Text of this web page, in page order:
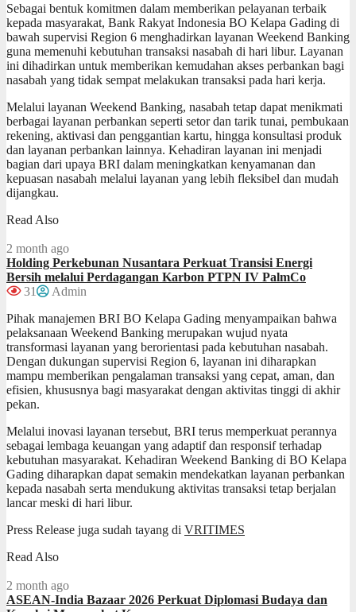
Sebagai bentuk komitmen dalam memberikan pelayanan terbaik
kepada masyarakat, Bank Rakyat Indonesia BO Kelapa Gading di
bawah supervisi Region 6 menghadirkan layanan Weekend Banking
guna memenuhi kebutuhan transaksi nasabah di hari libur. Layanan
ini dihadirkan untuk memberikan kemudahan akses perbankan bagi
nasabah yang tidak sempat melakukan transaksi pada hari kerja.
Melalui layanan Weekend Banking, nasabah tetap dapat menikmati
berbagai layanan perbankan seperti setor dan tarik tunai, pembukaan
rekening, aktivasi dan penggantian kartu, hingga konsultasi produk
dan layanan perbankan lainnya. Kehadiran layanan ini menjadi
bagian dari upaya BRI dalam meningkatkan kenyamanan dan
kepuasan nasabah melalui layanan yang lebih fleksibel dan mudah
dijangkau.
Read Also
2 month ago
Holding Perkebunan Nusantara Perkuat Transisi Energi
Bersih melalui Perdagangan Karbon PTPN IV PalmCo
31
Admin
Pihak manajemen BRI BO Kelapa Gading menyampaikan bahwa
pelaksanaan Weekend Banking merupakan wujud nyata
transformasi layanan yang berorientasi pada kebutuhan nasabah.
Dengan dukungan supervisi Region 6, layanan ini diharapkan
mampu memberikan pengalaman transaksi yang cepat, aman, dan
efisien, khususnya bagi masyarakat dengan aktivitas tinggi di akhir
pekan.
Melalui inovasi layanan tersebut, BRI terus memperkuat perannya
sebagai lembaga keuangan yang adaptif dan responsif terhadap
kebutuhan masyarakat. Kehadiran Weekend Banking di BO Kelapa
Gading diharapkan dapat semakin mendekatkan layanan perbankan
kepada nasabah serta mendukung aktivitas transaksi tetap berjalan
lancar meski di hari libur.
Press Release juga sudah tayang di VRITIMES
Read Also
2 month ago
ASEAN-India Bazaar 2026 Perkuat Diplomasi Budaya dan